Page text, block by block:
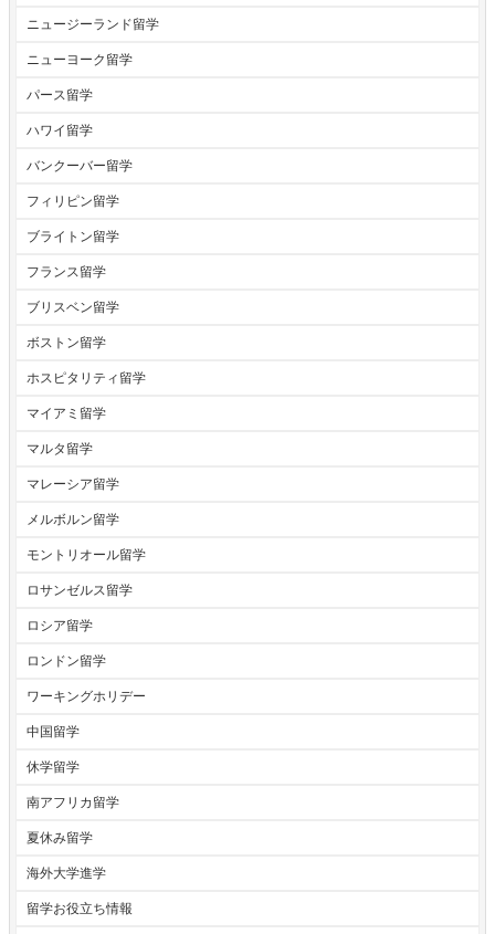
ニュージーランド留学
ニューヨーク留学
パース留学
ハワイ留学
バンクーバー留学
フィリピン留学
ブライトン留学
フランス留学
ブリスベン留学
ボストン留学
ホスピタリティ留学
マイアミ留学
マルタ留学
マレーシア留学
メルボルン留学
モントリオール留学
ロサンゼルス留学
ロシア留学
ロンドン留学
ワーキングホリデー
中国留学
休学留学
南アフリカ留学
夏休み留学
海外大学進学
留学お役立ち情報